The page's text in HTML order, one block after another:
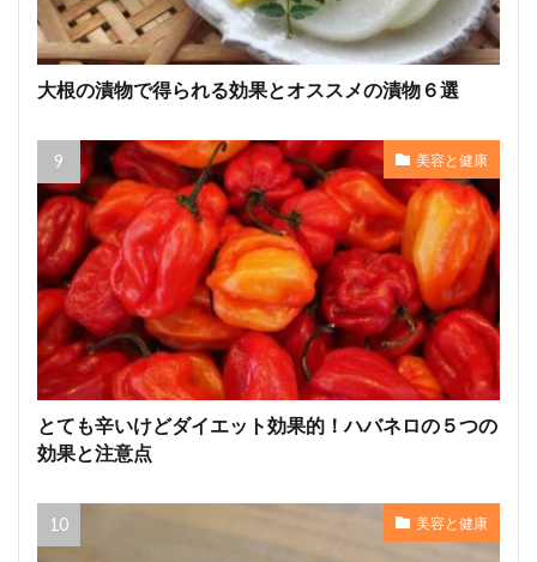
大根の漬物で得られる効果とオススメの漬物６選
美容と健康
とても辛いけどダイエット効果的！ハバネロの５つの
効果と注意点
美容と健康